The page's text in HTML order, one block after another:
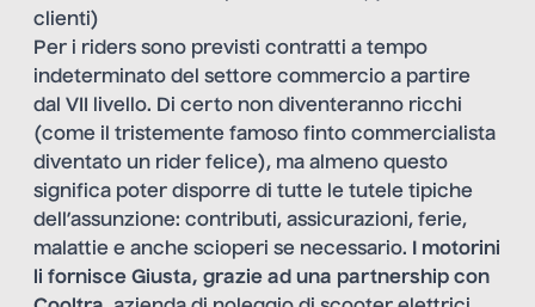
clienti)
Per i riders sono previsti contratti a tempo
indeterminato del settore commercio a partire
dal VII livello. Di certo non diventeranno ricchi
(come il tristemente famoso finto commercialista
diventato un rider felice), ma almeno questo
significa poter disporre di tutte le tutele tipiche
dell’assunzione: contributi, assicurazioni, ferie,
malattie e anche scioperi se necessario.
I motorini
li fornisce Giusta, grazie ad una partnership con